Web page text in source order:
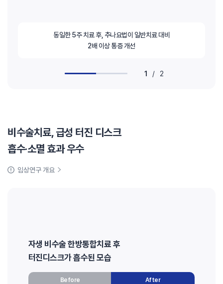
동일한 5주 치료 후, 추나요법이 일반치료 대비
2배 이상 통증 개선
1 / 2
비수술치료, 급성 터진 디스크
흡수·소멸 효과 우수
임상연구 개요
자생 비수술 한방통합치료 후
터진디스크가 흡수된 모습
Before After